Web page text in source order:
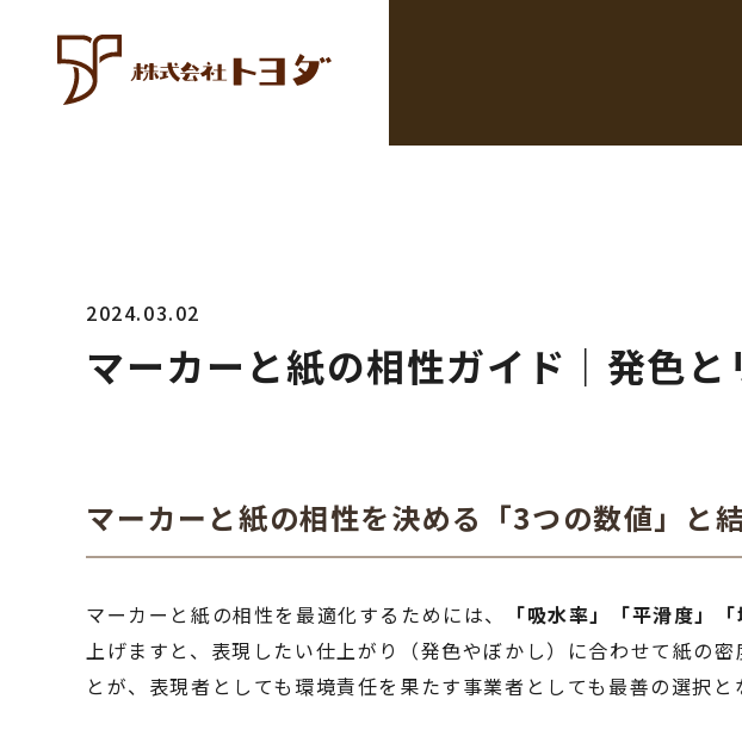
2024.03.02
マーカーと紙の相性ガイド｜発色
マーカーと紙の相性を決める「3つの数値」と
マーカーと紙の相性を最適化するためには、 「吸水率」「平滑度」
上げますと、表現したい仕上がり（発色やぼかし）に合わせて紙の
とが、表現者としても環境責任を果たす事業者としても最善の選択と